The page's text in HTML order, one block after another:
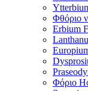
Φθόριο
Erbium
Φόριο